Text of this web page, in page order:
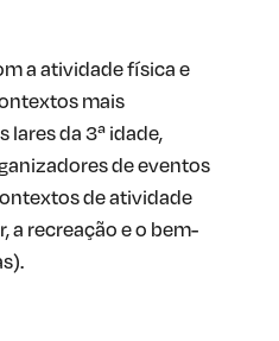
a atividade física e
mais
da 3ª idade,
de eventos
de atividade
a recreação e o bem-